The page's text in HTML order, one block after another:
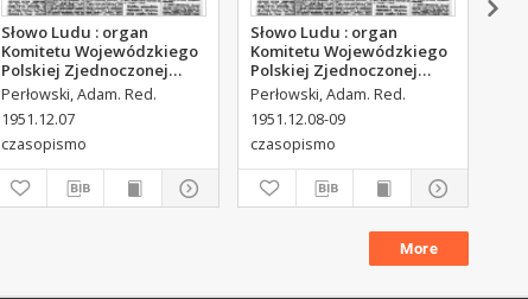
Słowo Ludu : organ
Komitetu Wojewódzkiego
Polskiej Zjednoczonej
Partii Robotniczej, 1951,
R.3, nr 316
Perłowski, Adam. Red.
1951.12.07
czasopismo
Słowo Ludu : organ
Komitetu Wojewódzkiego
Polskiej Zjednoczonej
Partii Robotniczej, 1951,
R.3, nr 317
Perłowski, Adam. Red.
1951.12.08-09
czasopismo
More